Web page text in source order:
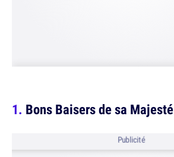
Bons Baisers de sa Majesté
Publicité